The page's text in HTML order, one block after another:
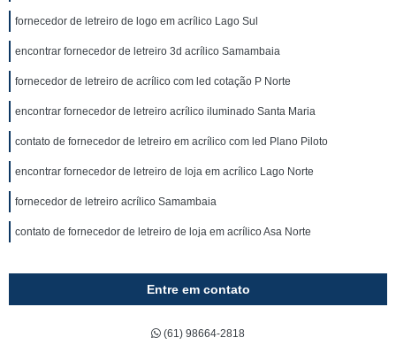
fornecedor de letreiro de logo em acrílico Lago Sul
encontrar fornecedor de letreiro 3d acrílico Samambaia
fornecedor de letreiro de acrílico com led cotação P Norte
encontrar fornecedor de letreiro acrílico iluminado Santa Maria
contato de fornecedor de letreiro em acrílico com led Plano Piloto
encontrar fornecedor de letreiro de loja em acrílico Lago Norte
fornecedor de letreiro acrílico Samambaia
contato de fornecedor de letreiro de loja em acrílico Asa Norte
Entre em contato
(61) 98664-2818